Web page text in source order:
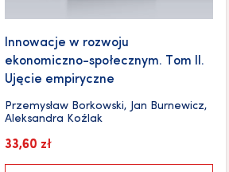
Innowacje w rozwoju
ekonomiczno-społecznym. Tom II.
Ujęcie empiryczne
Przemysław Borkowski, Jan Burnewicz,
Aleksandra Koźlak
33,60 zł